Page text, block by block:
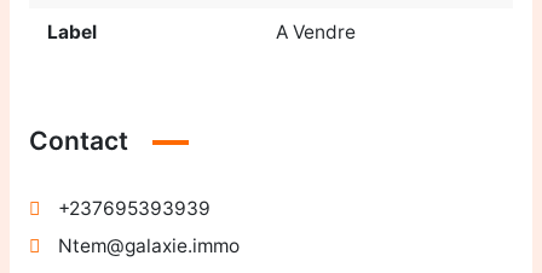
Label A Vendre
Contact
+237695393939
Ntem@galaxie.immo